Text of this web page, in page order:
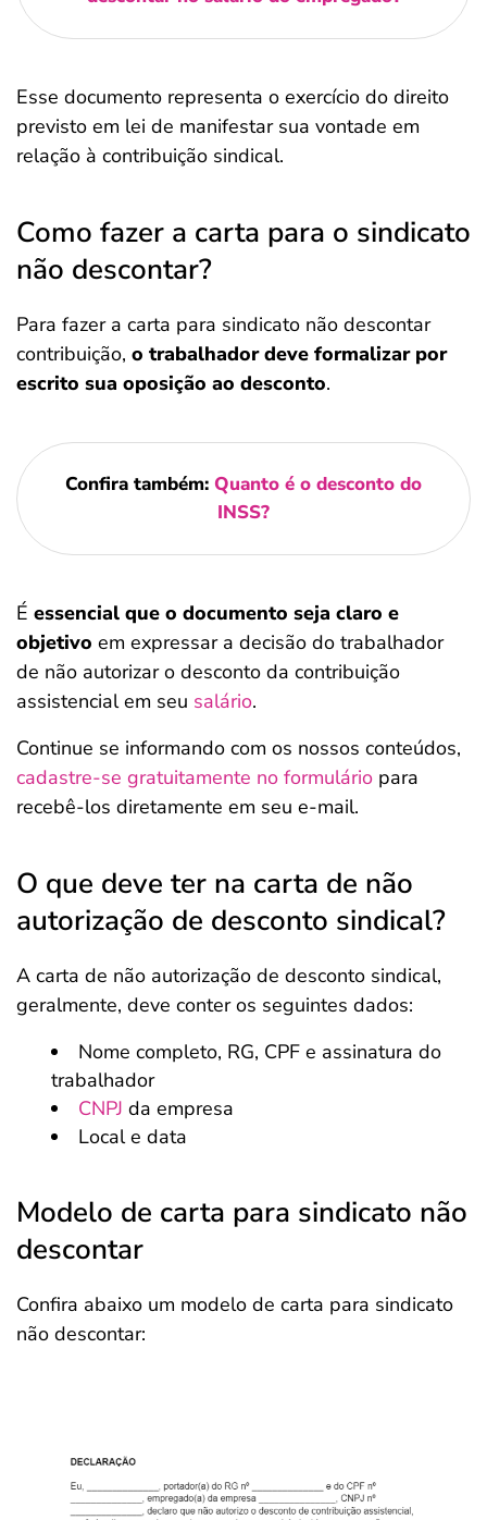
Esse documento representa o exercício do direito
previsto em lei de manifestar sua vontade em
relação à contribuição sindical.
Como fazer a carta para o sindicato
não descontar?
Para fazer a carta para sindicato não descontar
contribuição, o trabalhador deve formalizar por
escrito sua oposição ao desconto.
Confira também: Quanto é o desconto do
INSS?
É essencial que o documento seja claro e
objetivo em expressar a decisão do trabalhador
de não autorizar o desconto da contribuição
assistencial em seu salário.
Continue se informando com os nossos conteúdos,
cadastre-se gratuitamente no formulário para
recebê-los diretamente em seu e-mail.
O que deve ter na carta de não
autorização de desconto sindical?
A carta de não autorização de desconto sindical,
geralmente, deve conter os seguintes dados:
Nome completo, RG, CPF e assinatura do
trabalhador
CNPJ da empresa
Local e data
Modelo de carta para sindicato não
descontar
Confira abaixo um modelo de carta para sindicato
não descontar: